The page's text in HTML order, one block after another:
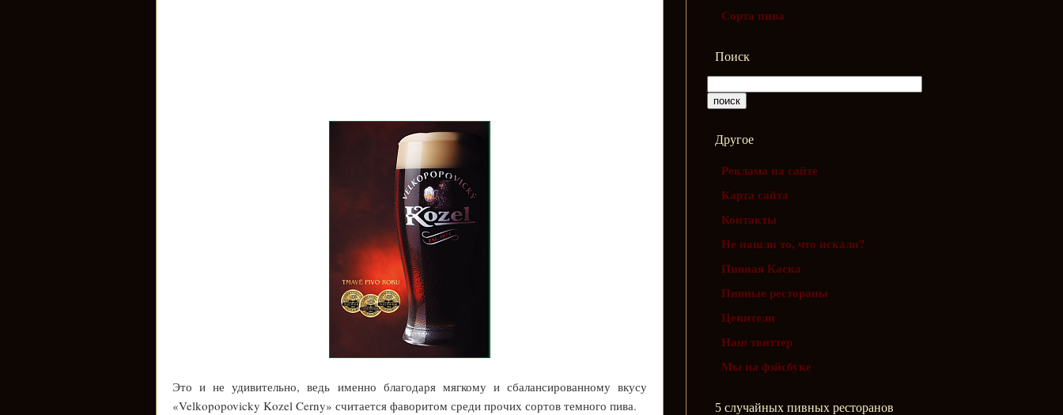
Это и не удивительно, ведь именно благодаря мягкому и сбалансированному вкусу
«Velkopopovicky Kozel Cerny» считается фаворитом среди прочих сортов темного пива.
Сорта пива
Поиск
Другое
Реклама на сайте
Карта сайта
Контакты
Не нашли то, что искали?
Пивная Каска
Пивные рестораны
Ценители
Наш твиттер
Мы на фэйсбуке
5 случайных пивных ресторанов